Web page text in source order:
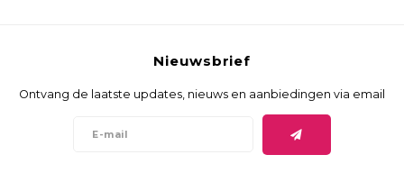
Nieuwsbrief
Ontvang de laatste updates, nieuws en aanbiedingen via email